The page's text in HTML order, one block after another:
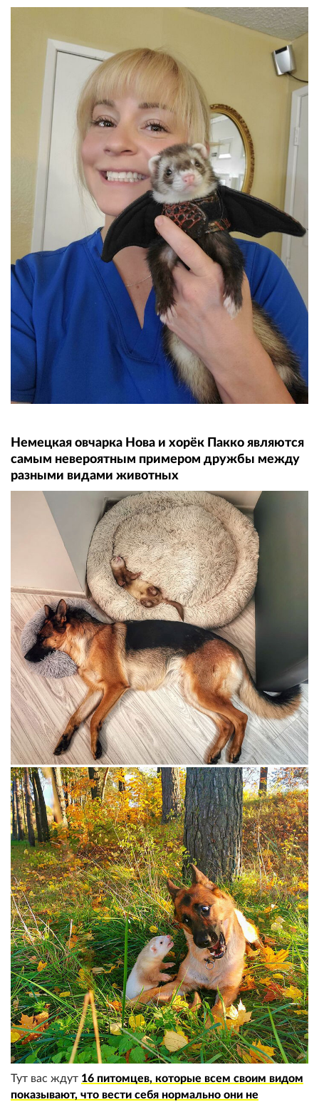
Немецкая овчарка Нова и хорёк Пакко являются
самым невероятным примером дружбы между
разными видами животных
Тут вас ждут 16 питомцев, которые всем своим видом
показывают, что вести себя нормально они не